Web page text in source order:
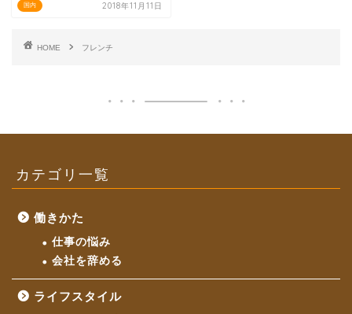
国内 2018年11月11日
HOME フレンチ
カテゴリ一覧
働きかた
仕事の悩み
会社を辞める
ライフスタイル